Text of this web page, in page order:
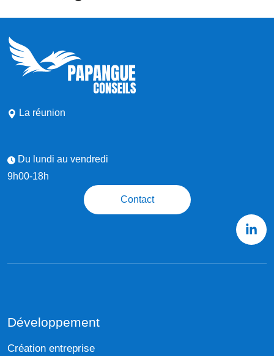
La réunion
Du lundi au vendredi
9h00-18h
Contact
Développement
Création entreprise